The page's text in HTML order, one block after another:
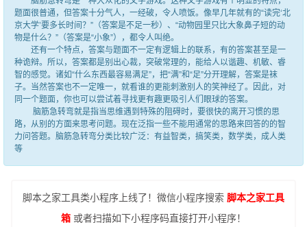
题面很普通，但答案十分气人，一经破，令人喷饭。像早几年就有的“读完‘北
京大学’要多长时间？”（答案是不足一秒）、“动物园里只比大象鼻子短的动
物是什么？”（答案是“小象”），都令人叫绝。
还有一个特点，答案与题面不一定有逻辑上的联系，有的答案甚至是一
种诡辩。所以，答案都是别出心裁，突破常理的，能给人以谐趣、机敏、睿
智的感觉。诸如“什么东西最容易满足”，把“满”和“足”分开理解，答案是袜
子。当然答案也不一定唯一，就看谁的更能刺激别人的笑神经了。因此，对
同一个题面，你也可以尝试着寻找更有趣更吸引人们眼球的答案。
脑筋急转弯就是指当思维遇到特殊的阻碍时，要很快的离开习惯的思
路，从别的方面来思考问题。现在泛指一些不能用通常的思路来回答的的智
力问答题。脑筋急转弯分类比较广泛：有益智类，搞笑类，数学类，成人类
等
脚本之家工具类小程序上线了！微信小程序搜索 脚本之家工具
箱 或者扫描如下小程序码直接打开小程序！